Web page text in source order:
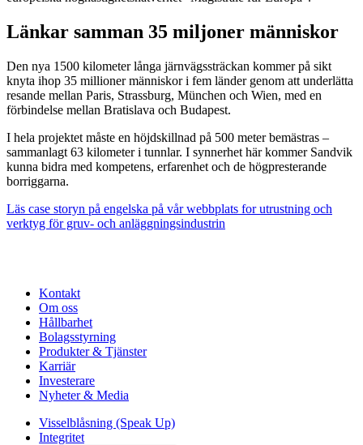
Länkar samman 35 miljoner människor
Den nya 1500 kilometer långa järnvägssträckan kommer på sikt
knyta ihop 35 millioner människor i fem länder genom att underlätta
resande mellan Paris, Strassburg, München och Wien, med en
förbindelse mellan Bratislava och Budapest.
I hela projektet måste en höjdskillnad på 500 meter bemästras –
sammanlagt 63 kilometer i tunnlar. I synnerhet här kommer Sandvik
kunna bidra med kompetens, erfarenhet och de högpresterande
borriggarna.
Läs case storyn på engelska på vår webbplats for utrustning och
verktyg för gruv- och anläggningsindustrin
Kontakt
Om oss
Hållbarhet
Bolagsstyrning
Produkter & Tjänster
Karriär
Investerare
Nyheter & Media
Visselblåsning (Speak Up)
Integritet